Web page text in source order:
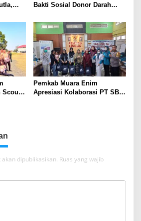
Warga
Bakti Sosial Donor Darah
HUT ke-81 Republik Indonesia
Scout
Pemkab Muara Enim
Apresiasi Kolaborasi PT SBS
dipublikasikan. Ruas yang wajib